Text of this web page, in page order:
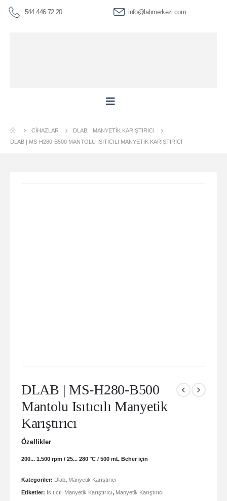
544 446 72 20 info@labmerkezi.com
CIHAZLAR DLAB
MANYETIK KARIŞTIRICI
DLAB | MS-H280-B500 MANTOLU ISITICILI MANYETIK KARIŞTIRICI
DLAB | MS-H280-B500
Mantolu Isıtıcılı Manyetik
Karıştırıcı
Özellikler
200... 1.500 rpm / 25... 280 °C / 500 mL Beher için
Kategoriler: Dlab, Manyetik Karıştırıcı
Etiketler: Isıtıcılı Manyetik Karıştırıcı, Manyetik Karıştırıcı